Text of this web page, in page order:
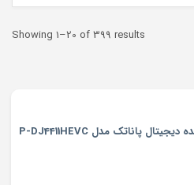
Showing 1–20 of 399 results